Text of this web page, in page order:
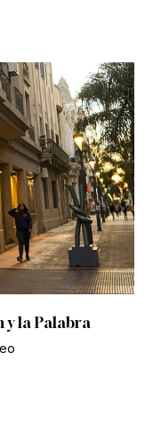
y la Palabra